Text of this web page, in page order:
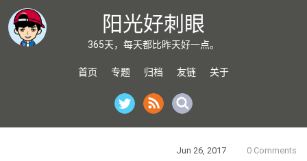
阳光好刺眼
365天，每天都比昨天好一点。
首页 专题 归档 友链 关于
Jun 26, 2017 0 Comments